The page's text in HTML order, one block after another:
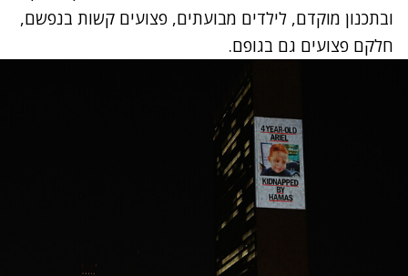
ובתכנון מוקדם, לילדים מבועתים, פצועים קשות בנפשם,
חלקם פצועים גם בגופם.